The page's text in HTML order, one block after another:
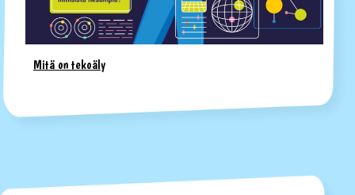
Mitä on tekoäly